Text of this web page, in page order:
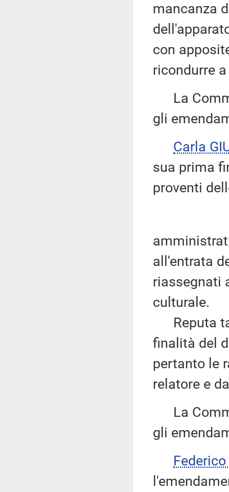
mancanza
con
ricondurre
La
gli
Carla
sua prima
proventi
all'entrata
riassegnati
culturale.
Reputa
finalità del
pertanto le
relatore e
La
gli